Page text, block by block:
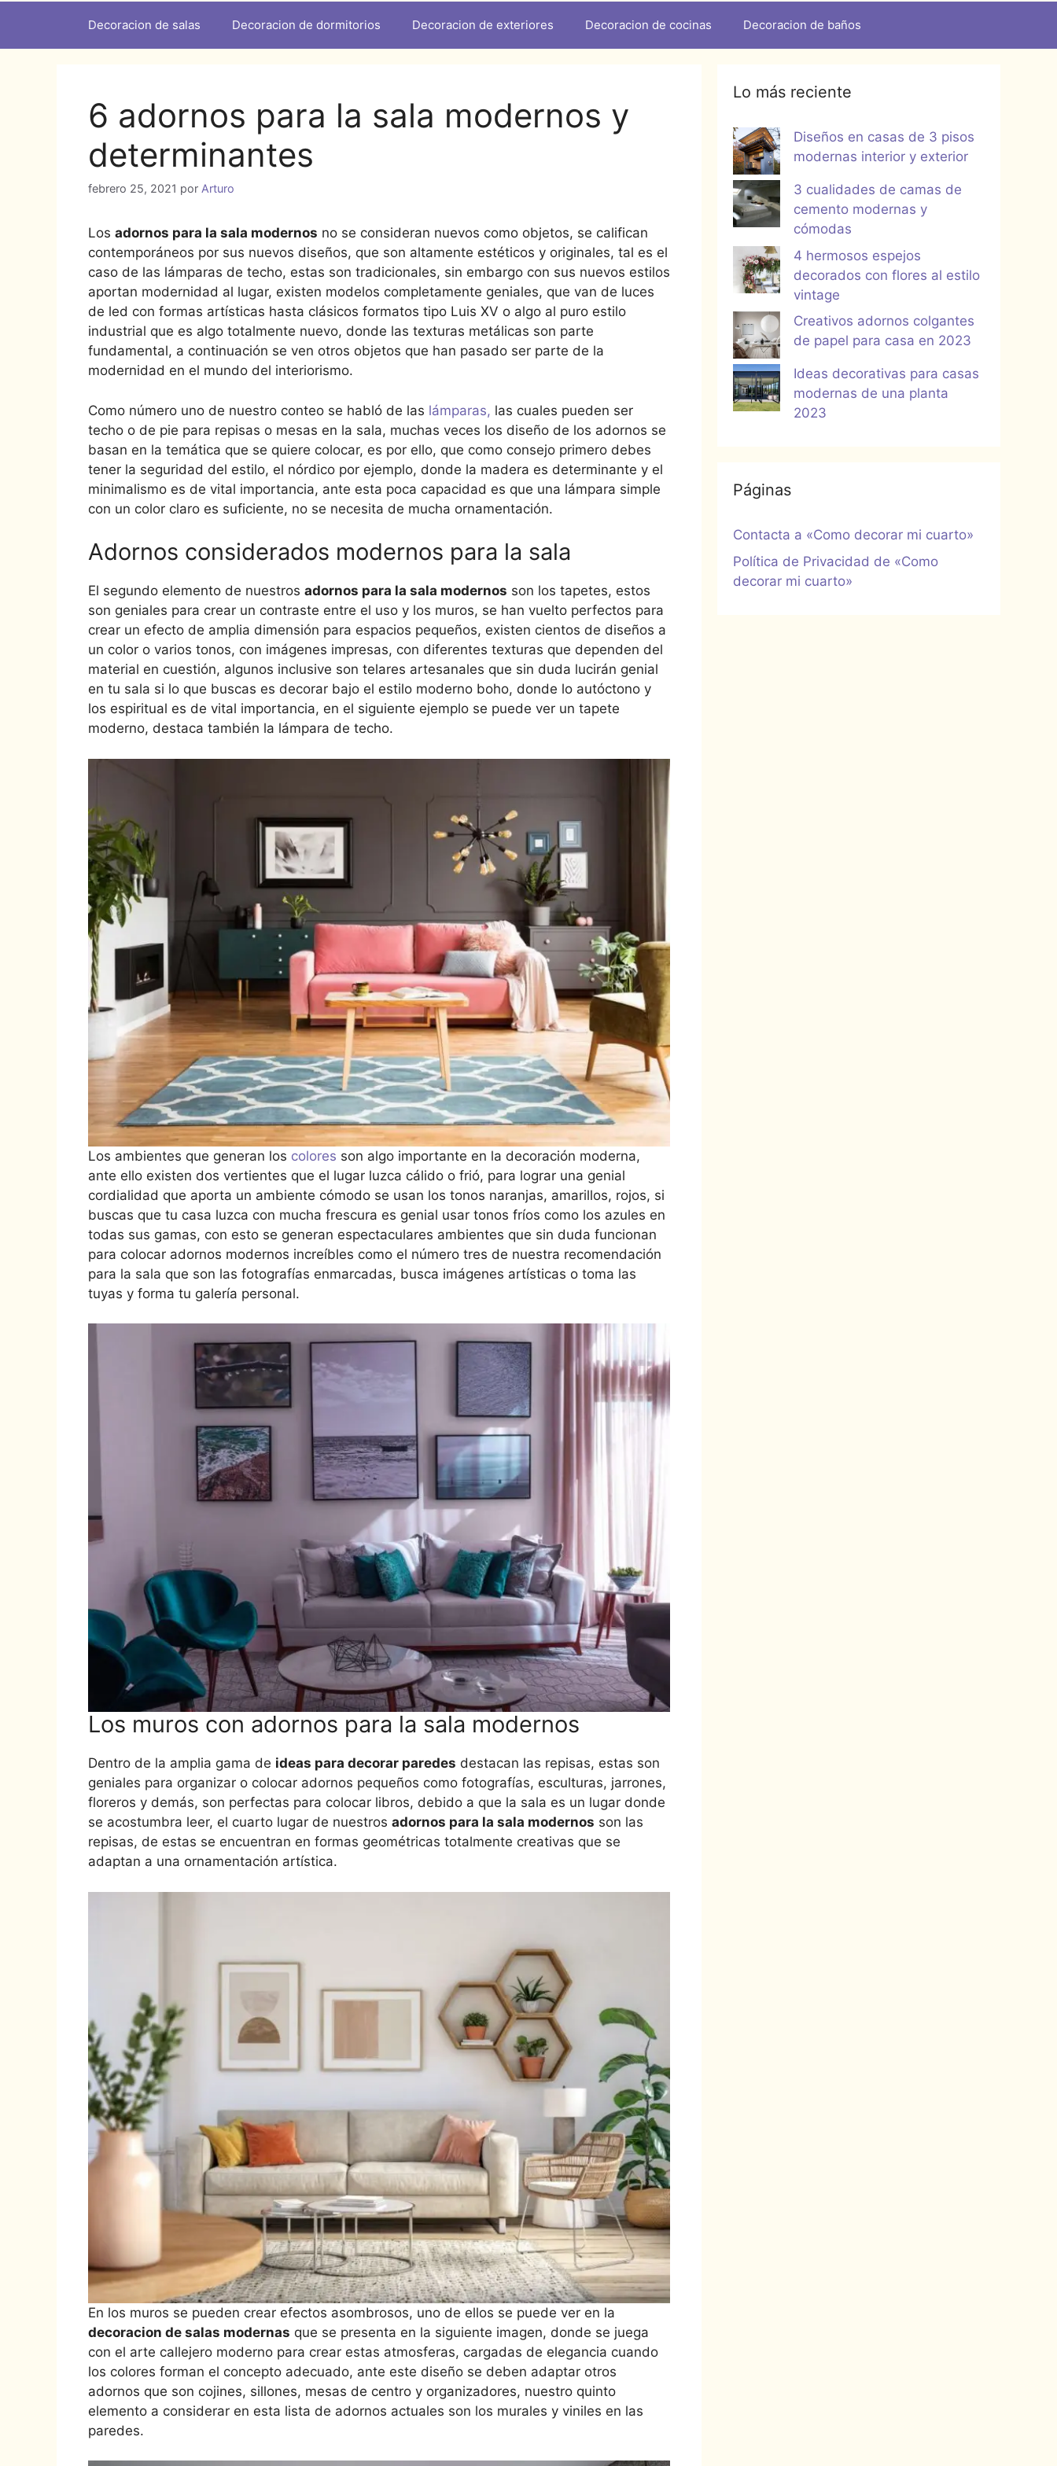
Decoracion de salas Decoracion de dormitorios Decoracion de exteriores Decoracion de cocinas Decoracion de baños
6 adornos para la sala modernos y
determinantes
febrero 25, 2021 por Arturo
Los adornos para la sala modernos no se consideran nuevos como objetos, se califican
contemporáneos por sus nuevos diseños, que son altamente estéticos y originales, tal es el
caso de las lámparas de techo, estas son tradicionales, sin embargo con sus nuevos estilos
aportan modernidad al lugar, existen modelos completamente geniales, que van de luces
de led con formas artísticas hasta clásicos formatos tipo Luis XV o algo al puro estilo
industrial que es algo totalmente nuevo, donde las texturas metálicas son parte
fundamental, a continuación se ven otros objetos que han pasado ser parte de la
modernidad en el mundo del interiorismo.
Como número uno de nuestro conteo se habló de las lámparas, las cuales pueden ser
techo o de pie para repisas o mesas en la sala, muchas veces los diseño de los adornos se
basan en la temática que se quiere colocar, es por ello, que como consejo primero debes
tener la seguridad del estilo, el nórdico por ejemplo, donde la madera es determinante y el
minimalismo es de vital importancia, ante esta poca capacidad es que una lámpara simple
con un color claro es suficiente, no se necesita de mucha ornamentación.
Adornos considerados modernos para la sala
El segundo elemento de nuestros adornos para la sala modernos son los tapetes, estos
son geniales para crear un contraste entre el uso y los muros, se han vuelto perfectos para
crear un efecto de amplia dimensión para espacios pequeños, existen cientos de diseños a
un color o varios tonos, con imágenes impresas, con diferentes texturas que dependen del
material en cuestión, algunos inclusive son telares artesanales que sin duda lucirán genial
en tu sala si lo que buscas es decorar bajo el estilo moderno boho, donde lo autóctono y
los espiritual es de vital importancia, en el siguiente ejemplo se puede ver un tapete
moderno, destaca también la lámpara de techo.
Los ambientes que generan los colores son algo importante en la decoración moderna,
ante ello existen dos vertientes que el lugar luzca cálido o frió, para lograr una genial
cordialidad que aporta un ambiente cómodo se usan los tonos naranjas, amarillos, rojos, si
buscas que tu casa luzca con mucha frescura es genial usar tonos fríos como los azules en
todas sus gamas, con esto se generan espectaculares ambientes que sin duda funcionan
para colocar adornos modernos increíbles como el número tres de nuestra recomendación
para la sala que son las fotografías enmarcadas, busca imágenes artísticas o toma las
tuyas y forma tu galería personal.
Los muros con adornos para la sala modernos
Dentro de la amplia gama de ideas para decorar paredes destacan las repisas, estas son
geniales para organizar o colocar adornos pequeños como fotografías, esculturas, jarrones,
floreros y demás, son perfectas para colocar libros, debido a que la sala es un lugar donde
se acostumbra leer, el cuarto lugar de nuestros adornos para la sala modernos son las
repisas, de estas se encuentran en formas geométricas totalmente creativas que se
adaptan a una ornamentación artística.
En los muros se pueden crear efectos asombrosos, uno de ellos se puede ver en la
decoracion de salas modernas que se presenta en la siguiente imagen, donde se juega
con el arte callejero moderno para crear estas atmosferas, cargadas de elegancia cuando
los colores forman el concepto adecuado, ante este diseño se deben adaptar otros
adornos que son cojines, sillones, mesas de centro y organizadores, nuestro quinto
elemento a considerar en esta lista de adornos actuales son los murales y viniles en las
paredes.
Lo más reciente
Diseños en casas de 3 pisos
modernas interior y exterior
3 cualidades de camas de
cemento modernas y
cómodas
4 hermosos espejos
decorados con flores al estilo
vintage
Creativos adornos colgantes
de papel para casa en 2023
Ideas decorativas para casas
modernas de una planta
2023
Páginas
Contacta a «Como decorar mi cuarto»
Política de Privacidad de «Como
decorar mi cuarto»